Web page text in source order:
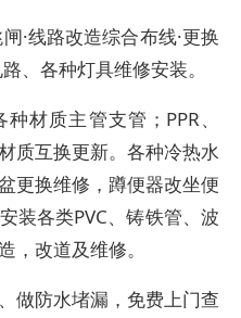
·线路改造综合布线·更换
、各种灯具维修安装。
材质主管支管；PPR、
质互换更新。各种冷热水
更换维修，蹲便器改坐便
装各类PVC、铸铁管、波
，改道及维修。
做防水堵漏，免费上门查